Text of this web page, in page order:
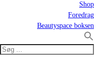
Shop
Foredrag
Beautyspace boksen